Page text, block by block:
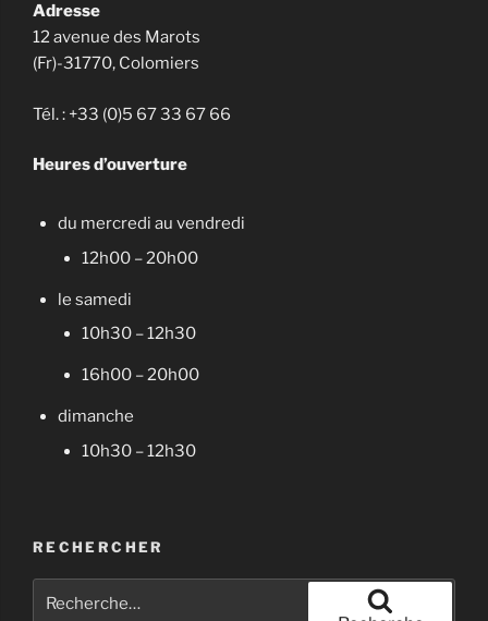
Adresse
12 avenue des Marots
(Fr)-31770, Colomiers
Tél. : +33 (0)5 67 33 67 66
Heures d’ouverture
du mercredi au vendredi
12h00 – 20h00
le samedi
10h30 – 12h30
16h00 – 20h00
dimanche
10h30 – 12h30
RECHERCHER